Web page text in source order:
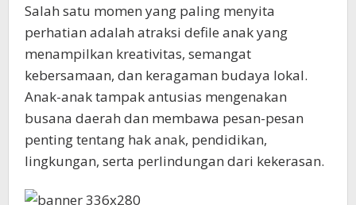
Salah satu momen yang paling menyita
perhatian adalah atraksi defile anak yang
menampilkan kreativitas, semangat
kebersamaan, dan keragaman budaya lokal.
Anak-anak tampak antusias mengenakan
busana daerah dan membawa pesan-pesan
penting tentang hak anak, pendidikan,
lingkungan, serta perlindungan dari kekerasan.